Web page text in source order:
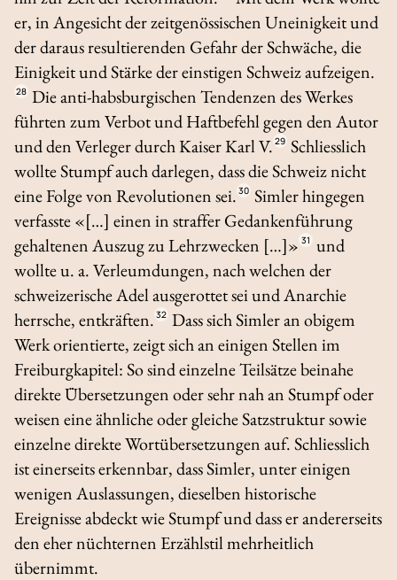
er, in Angesicht der zeitgenössischen Uneinigkeit und
der daraus resultierenden Gefahr der Schwäche, die
Einigkeit und Stärke der einstigen Schweiz aufzeigen.
28 Die anti-habsburgischen Tendenzen des Werkes
führten zum Verbot und Haftbefehl gegen den Autor
und den Verleger durch Kaiser Karl V. 29 Schliesslich
wollte Stumpf auch darlegen, dass die Schweiz nicht
eine Folge von Revolutionen sei. 30 Simler hingegen
verfasste «[…] einen in straffer Gedankenführung
gehaltenen Auszug zu Lehrzwecken […]» 31 und
wollte u. a. Verleumdungen, nach welchen der
schweizerische Adel ausgerottet sei und Anarchie
herrsche, entkräften. 32 Dass sich Simler an obigem
Werk orientierte, zeigt sich an einigen Stellen im
Freiburgkapitel: So sind einzelne Teilsätze beinahe
direkte Übersetzungen oder sehr nah an Stumpf oder
weisen eine ähnliche oder gleiche Satzstruktur sowie
einzelne direkte Wortübersetzungen auf. Schliesslich
ist einerseits erkennbar, dass Simler, unter einigen
wenigen Auslassungen, dieselben historische
Ereignisse abdeckt wie Stumpf und dass er andererseits
den eher nüchternen Erzählstil mehrheitlich
übernimmt.